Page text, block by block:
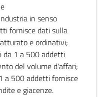
in senso
fornisce dati sulla
e ordinativi;
da 1 a 500 addetti
del volume d'affari;
a 500 addetti fornisce
e giacenze.